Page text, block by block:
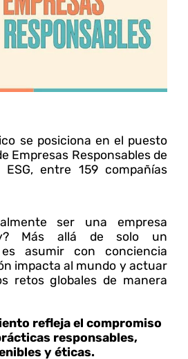
se posiciona en el puesto
Empresas Responsables de
ESG, entre 159 compañías
ser una empresa
Más allá de solo un
es asumir con conciencia
impacta al mundo y actuar
retos globales de manera
refleja el compromiso
responsables,
y éticas.